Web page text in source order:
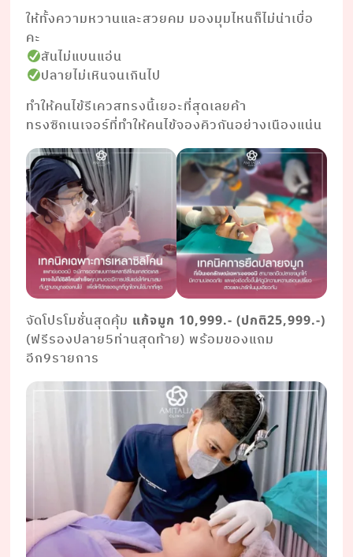
ให้ทั้งความหวานและสวยคม มองมุมไหนก็ไม่น่าเบื่อ
คะ
สันไม่แบนแอ่น
ปลายไม่เหินจนเกินไป
ทำให้คนไข้รีเควสทรงนี้เยอะที่สุดเลยค้า
ทรงซิกเนเจอร์ที่ทำให้คนไข้จองคิวกันอย่างเนืองแน่น
จัดโปรโมชั่นสุดคุ้ม แก้จมูก 10,999.- (ปกติ25,999.-)
(ฟรีรองปลาย5ท่านสุดท้าย) พร้อมของแถม
อีก9รายการ